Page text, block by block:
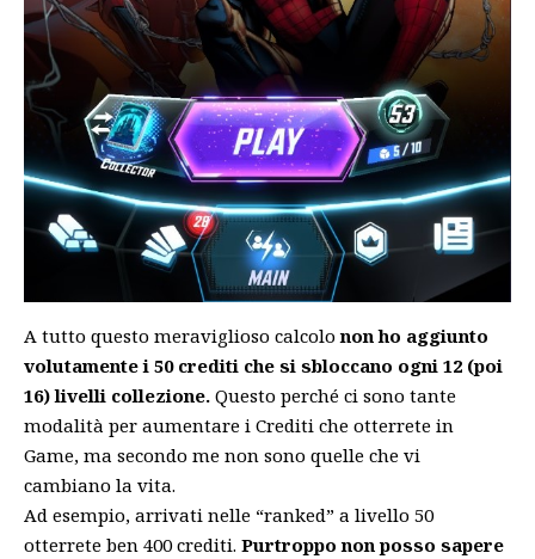
A tutto questo meraviglioso calcolonon ho aggiunto
volutamente i 50 crediti che si sbloccano ogni 12 (poi
16) livelli collezione. Questo perché ci sono tante
modalità per aumentare i Crediti che otterrete in
Game, ma secondo me non sono quelle che vi
cambiano la vita.
Ad esempio, arrivati nelle “ranked” a livello 50
otterrete ben 400 crediti. Purtroppo non posso sapere